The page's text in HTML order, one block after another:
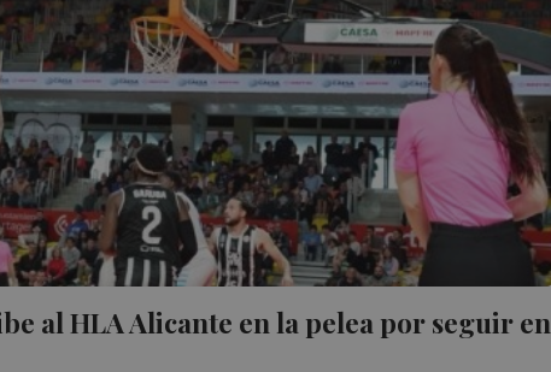
al HLA Alicante en la pelea por seguir en